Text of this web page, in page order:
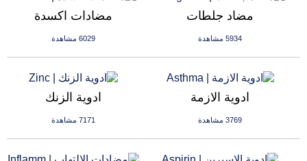
مضادات اكسدة
6029 مشاهدة
مضاد جلطات
5934 مشاهدة
ادوية الزنك
7171 مشاهدة
ادوية الازمة
3769 مشاهدة